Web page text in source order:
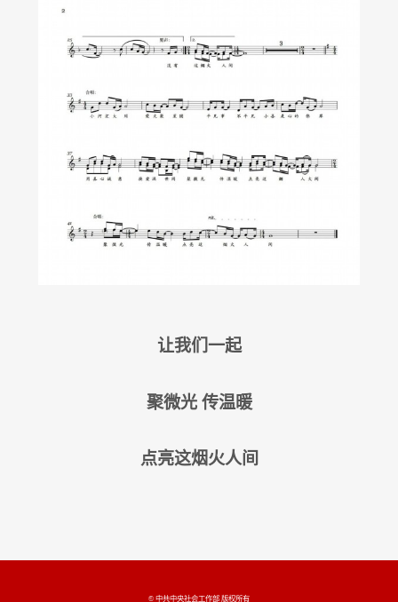
让我们一起
聚微光 传温暖
点亮这烟火人间
© 中共中央社会工作部 版权所有